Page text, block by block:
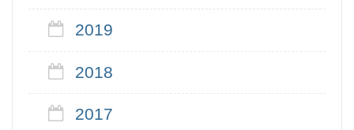
2019
2018
2017